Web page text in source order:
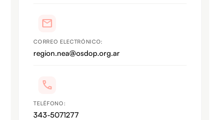
mail
CORREO ELECTRÓNICO:
region.nea@osdop.org.ar
call
TELÉFONO:
343-5071277